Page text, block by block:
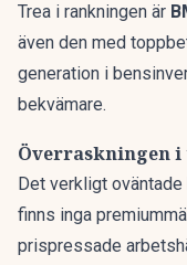
Trea i rankningen är
även den med
generation i
bekvämare.
Överraskningen
Det verkligt
finns inga
prispressade